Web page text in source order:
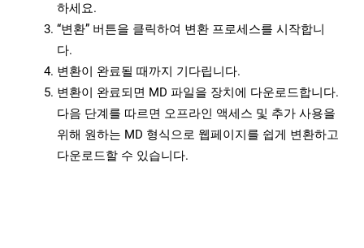
하세요.
“변환” 버튼을 클릭하여 변환 프로세스를 시작합니
다.
변환이 완료될 때까지 기다립니다.
변환이 완료되면 MD 파일을 장치에 다운로드합니다.
다음 단계를 따르면 오프라인 액세스 및 추가 사용을
위해 원하는 MD 형식으로 웹페이지를 쉽게 변환하고
다운로드할 수 있습니다.